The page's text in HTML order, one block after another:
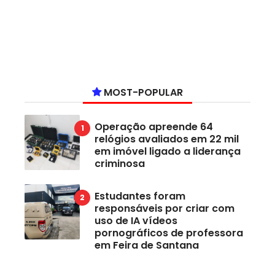
MOST-POPULAR
Operação apreende 64
relógios avaliados em 22 mil
em imóvel ligado a liderança
criminosa
Estudantes foram
responsáveis por criar com
uso de IA vídeos
pornográficos de professora
em Feira de Santana